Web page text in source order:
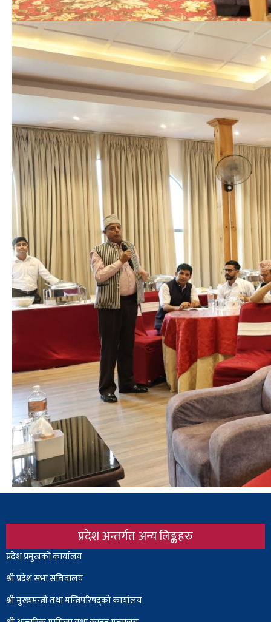
प्रदेश अन्तर्गत अन्य लिङ्कहरु
Body
प्रदेश प्रमुखको कार्यालय
श्री प्रदेश सभा सचिवालय
श्रीमुख्यमन्त्री तथा मन्त्रिपरिषद्को कार्यालय